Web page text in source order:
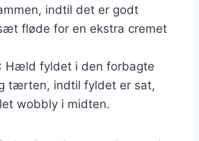
indtil det er godt
fløde for en ekstra cremet
: Hæld fyldet i den forbagte
tærten, indtil fyldet er sat,
wobbly i midten.